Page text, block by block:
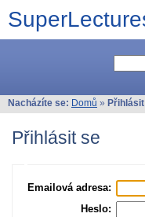
Nacházíte se: Domů »
Přihlásit se
Emailová adresa:
Heslo: